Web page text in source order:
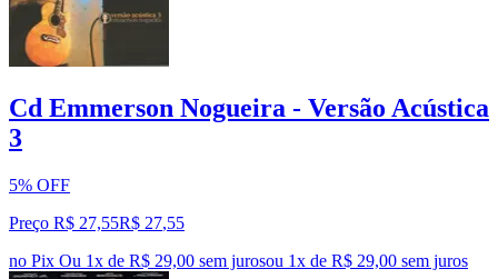
Cd Emmerson Nogueira - Versão Acústica
3
5% OFF
Preço R$ 27,55R$ 27,55
no Pix Ou 1x de R$ 29,00 sem jurosou 1x de R$ 29,00 sem juros